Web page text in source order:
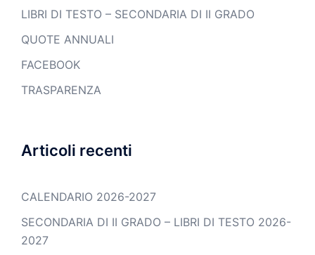
LIBRI DI TESTO – SECONDARIA DI II GRADO
QUOTE ANNUALI
FACEBOOK
TRASPARENZA
Articoli recenti
CALENDARIO 2026-2027
SECONDARIA DI II GRADO – LIBRI DI TESTO 2026-
2027